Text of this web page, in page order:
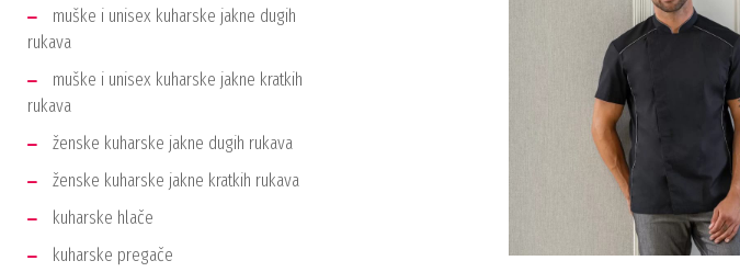
muške i unisex kuharske jakne dugih
rukava
muške i unisex kuharske jakne kratkih
rukava
ženske kuharske jakne dugih rukava
ženske kuharske jakne kratkih rukava
kuharske hlače
kuharske pregače